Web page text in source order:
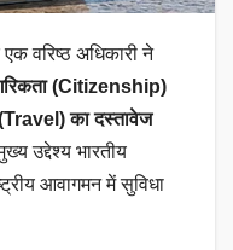
वरिष्ठ अधिकारी ने
(Citizenship)
का दस्तावेज
उद्देश्य भारतीय
आवागमन में सुविधा